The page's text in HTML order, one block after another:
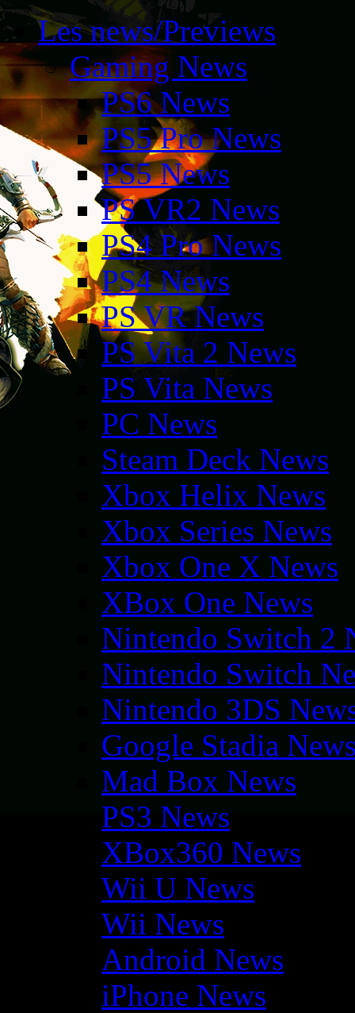
Les news/Previews
Gaming News
PS6 News
PS5 Pro News
PS5 News
PS VR2 News
PS4 Pro News
PS4 News
PS VR News
PS Vita 2 News
PS Vita News
PC News
Steam Deck News
Xbox Helix News
Xbox Series News
Xbox One X News
XBox One News
Nintendo Switch 2
Nintendo Switch
Nintendo 3DS
Google Stadia
Mad Box News
PS3 News
XBox360 News
Wii U News
Wii News
Android News
iPhone News